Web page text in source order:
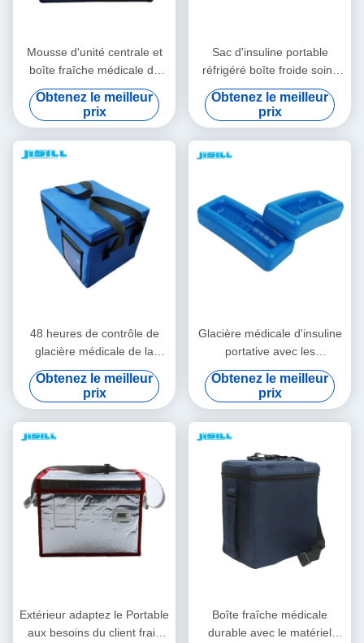
Mousse d'unité centrale et
boîte fraîche médicale de
panneau d'isolation de vide
pour le transport de chaîne
du froid
Obtenez le meilleur
prix
Sac d'insuline portable
réfrigéré boîte froide soins
personnels avec logo -
Imprimé pour les aliments
surgelés
Obtenez le meilleur
prix
48 heures de contrôle de
glacière médicale de la
température isolée avec le
sac de tissu d'Oxford
Obtenez le meilleur
prix
Glacière médicale d'insuline
portative avec les
températures
personnalisables faciles à
nettoyer
Obtenez le meilleur
prix
Extérieur adaptez le Portable
aux besoins du client frais
Boîte fraîche médicale
durable avec le matériel